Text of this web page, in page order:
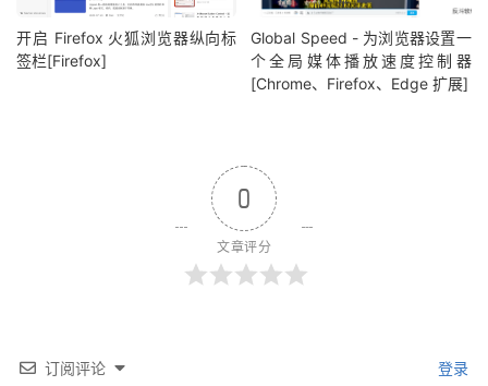
开启 Firefox 火狐浏览器纵向标
签栏[Firefox]
Global Speed - 为浏览器设置一
个全局媒体播放速度控制器
[Chrome、Firefox、Edge 扩展]
0
文章评分
订阅评论 登录